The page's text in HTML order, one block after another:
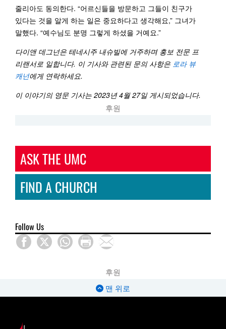
줄리아도 동의한다. “어르신들을 방문하고 그들이 친구가
있다는 것을 알게 하는 일은 중요하다고 생각해요,” 그녀가
말했다. “예수님도 분명 그렇게 하셨을 거예요.”
다이앤 데그넌은 테네시주 내슈빌에 거주하며 홍보 전문 프
리랜서로 일합니다. 이 기사와 관련된 문의 사항은 로라 뷰
캐넌에게 연락하세요.
이 이야기의 영문 기사는 2023년 4월 27일 게시되었습니다.
후원
ASK THE UMC
FIND A CHURCH
Follow Us
후원
맨 위로